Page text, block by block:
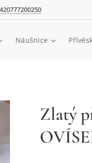
Náušnice
Zlatý